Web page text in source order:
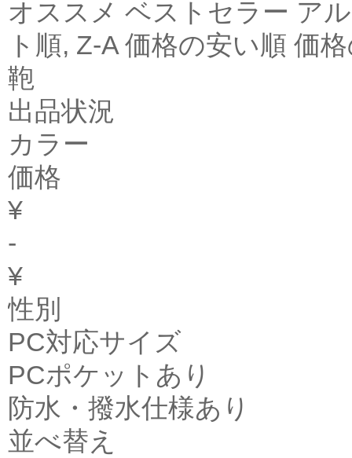
オススメ ベストセラー ア
ト順, Z-A 価格の安い順 価
鞄
出品状況
カラー
価格
¥
-
¥
性別
PC対応サイズ
PCポケットあり
防水・撥水仕様あり
並べ替え